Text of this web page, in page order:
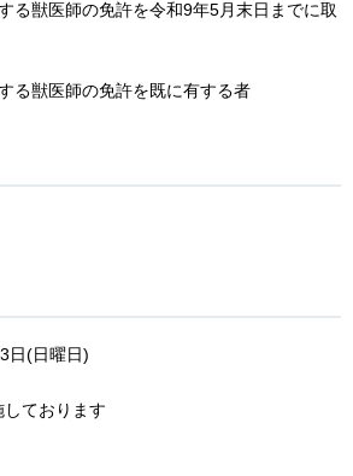
る獣医師の免許を令和9年5月末日までに取
る獣医師の免許を既に有する者
日(日曜日)
ております